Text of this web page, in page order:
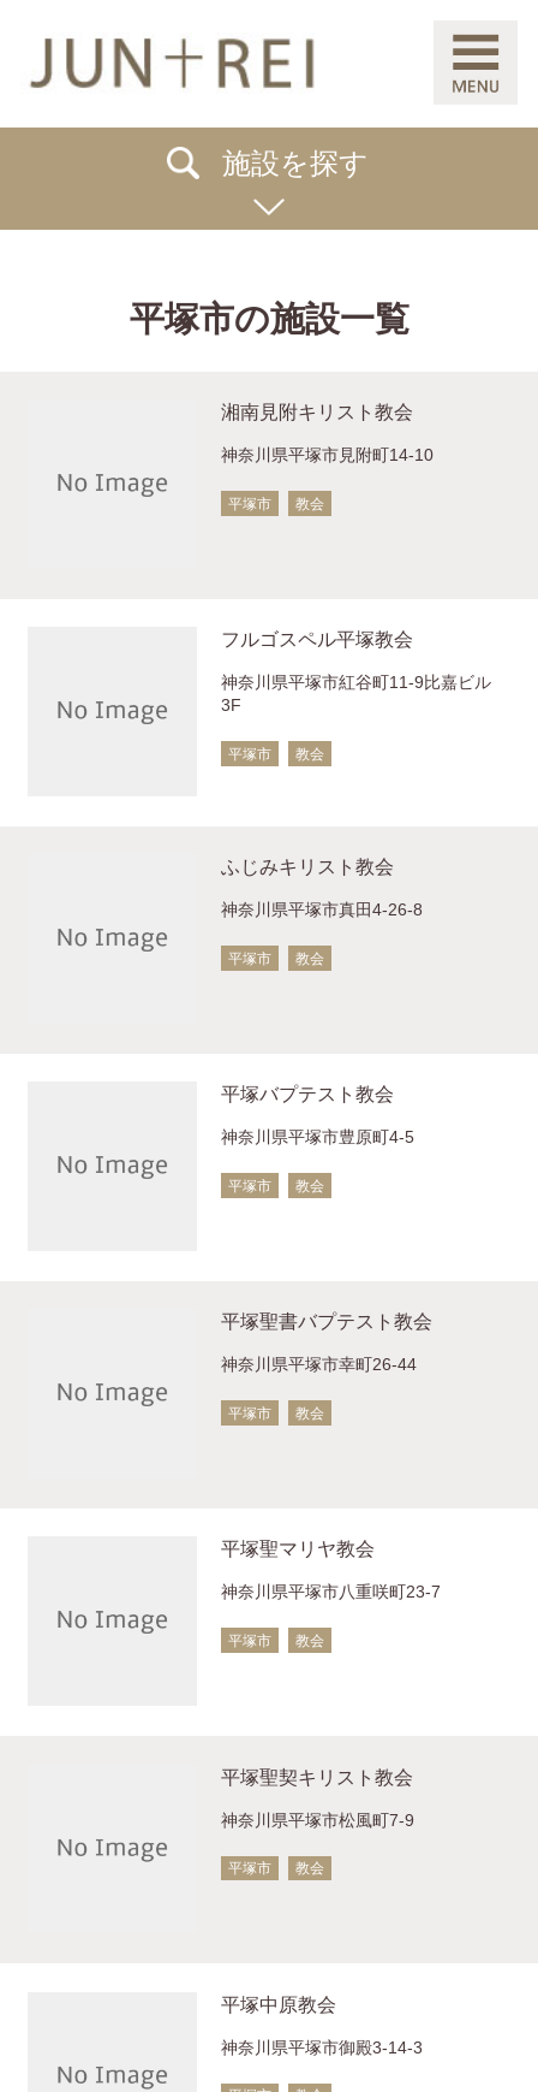
施設を探す
平塚市の施設一覧
湘南見附キリスト教会
神奈川県平塚市見附町14-10
平塚市 教会
フルゴスペル平塚教会
神奈川県平塚市紅谷町11-9比嘉ビル
3F
平塚市 教会
ふじみキリスト教会
神奈川県平塚市真田4-26-8
平塚市 教会
平塚バプテスト教会
神奈川県平塚市豊原町4-5
平塚市 教会
平塚聖書バプテスト教会
神奈川県平塚市幸町26-44
平塚市 教会
平塚聖マリヤ教会
神奈川県平塚市八重咲町23-7
平塚市 教会
平塚聖契キリスト教会
神奈川県平塚市松風町7-9
平塚市 教会
平塚中原教会
神奈川県平塚市御殿3-14-3